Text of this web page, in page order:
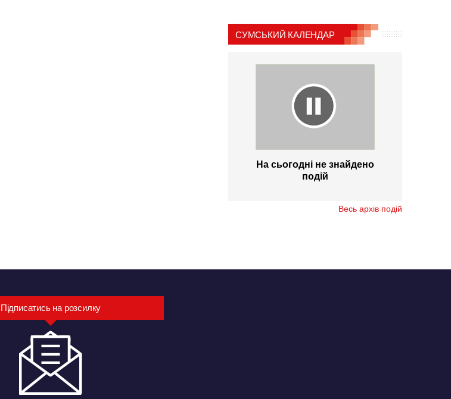
СУМСЬКИЙ КАЛЕНДАР
На сьогодні не знайдено
подій
Весь архів подій
Підписатись на розсилку